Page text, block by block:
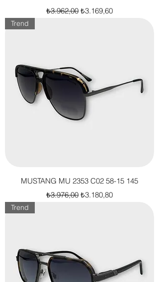
Normal Fiyat
₺3.962,00 İndirimli Fiyat
₺3.169,60
Trend
MUSTANG MU 2353 C02 58-15 145
Normal Fiyat
₺3.976,00 İndirimli Fiyat
₺3.180,80
Trend